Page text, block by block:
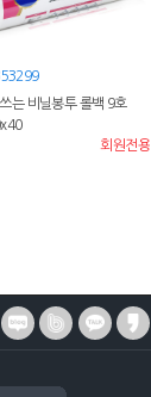
는 비닐봉투 롤백 9호
회원전용